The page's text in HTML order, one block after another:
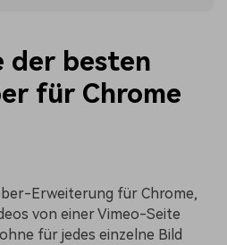
der besten
für Chrome
Erweiterung für Chrome,
von einer Vimeo-Seite
für jedes einzelne Bild